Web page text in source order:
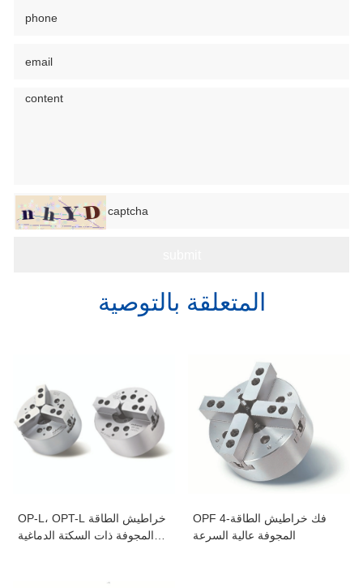
المتعلقة بالتوصية
OP-L، OPT-L خراطيش الطاقة
المجوفة ذات السكتة الدماغية
OPF 4-فك خراطيش الطاقة
المجوفة عالية السرعة